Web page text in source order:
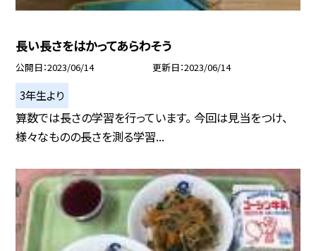
長い長さをはかってあらわそう
公開日 2023/06/14 更新日 2023/06/14
3年生より
算数では長さの学習を行っています。 今回は見当をつけ、
様々なものの長さを測る学習...